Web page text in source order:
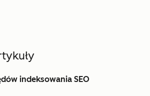
indeksowania SEO